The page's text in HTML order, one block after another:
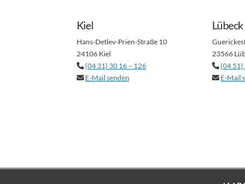
Kiel
Hans-Detlev-Prien-Straße 10
24106 Kiel
(04 31) 30 16 – 126
E-Mail senden
Lübeck
23566
(04 51)
E-Mail